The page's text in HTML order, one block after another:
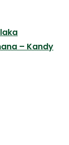
– Kandy